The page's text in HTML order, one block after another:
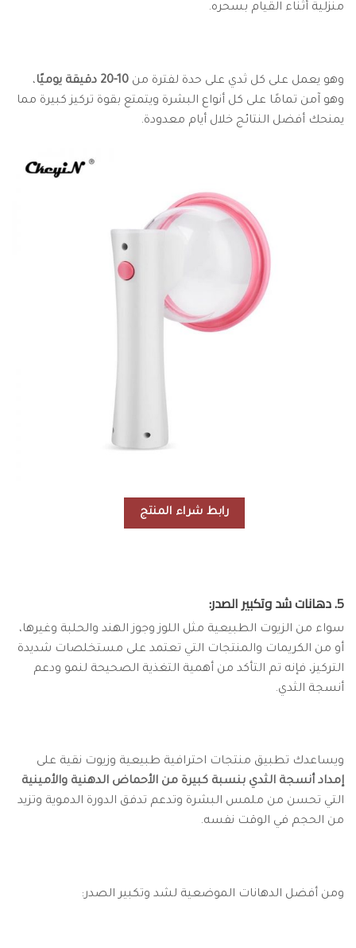
منزلية أثناء القيام بسحره.
وهو يعمل على كل ثدي على حدة لفترة من 10-20 دقيقة يوميًا
،
وهو آمن تمامًا على كل أنواع البشرة ويتمتع بقوة تركيز كبيرة مما
يمنحك أفضل النتائج خلال أيام معدودة.
رابط شراء المنتج
5. دهانات شد وتكبير الصدر:
سواء من الزيوت الطبيعية مثل اللوز وجوز الهند والحلبة وغيرها،
أو من الكريمات والمنتجات التي تعتمد على مستخلصات شديدة
التركيز، فإنه تم التأكد من أهمية التغذية الصحيحة لنمو ودعم
أنسجة الثدي.
ويساعدك تطبيق منتجات احترافية طبيعية وزيوت نقية على
إمداد أنسجة الثدي بنسبة كبيرة من الأحماض الدهنية والأمينية
التي تحسن من ملمس البشرة وتدعم تدفق الدورة الدموية وتزيد
من الحجم في الوقت نفسه.
ومن أفضل الدهانات الموضعية لشد وتكبير الصدر: